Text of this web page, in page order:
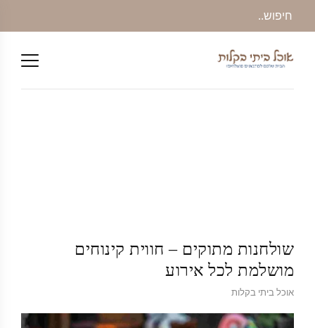
שולחנות מתוקים – חווית קינוחים
מושלמת לכל אירוע
אוכל ביתי בקלות